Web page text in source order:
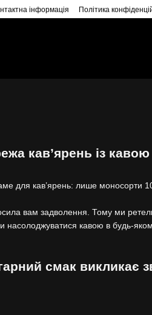
інформація Політика
кав’ярень із
для кав’ярень: лише моносорти
вам задволення. Тому ми
кавою в будь-
смак викликає